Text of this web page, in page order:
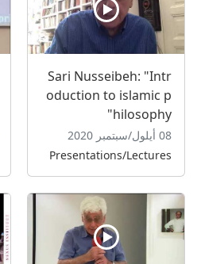
Sari Nusseibeh: "Intr
oduction to islamic p
hilosophy"
08 أيلول/سبتمبر 2020
Presentations/Lectures